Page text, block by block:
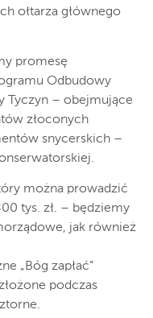
ołtarza głównego
promesę
Odbudowy
Tyczyn – obejmujące
złoconych
snycerskich –
można prowadzić
tys. zł. – będziemy
jak również
„Bóg zapłać”
podczas